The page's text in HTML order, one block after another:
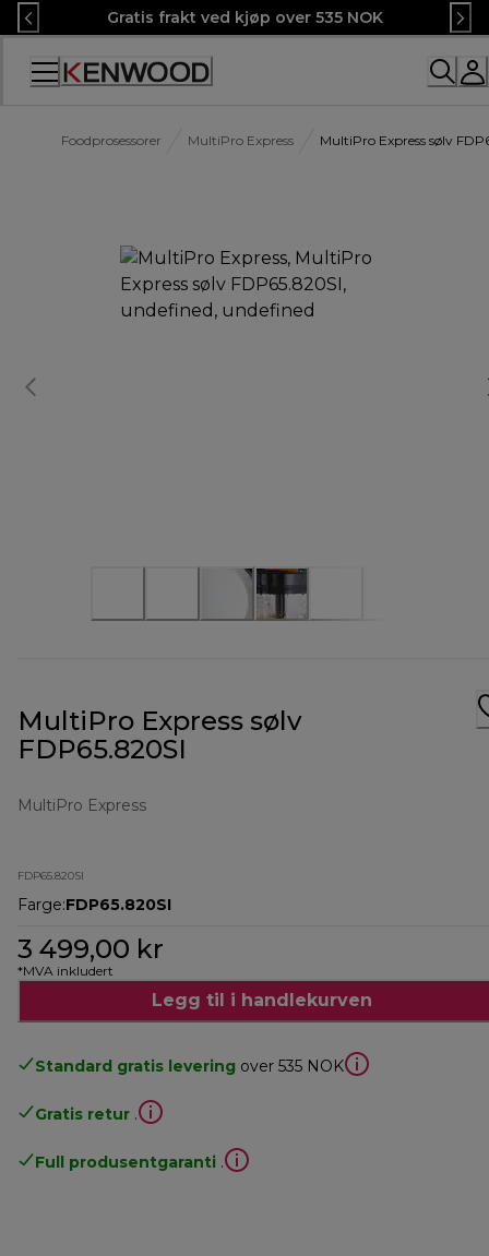
Skip
to
Content
Gratis frakt ved kjøp over 535 NOK
Foodprosessorer MultiPro Express MultiPro Express sølv
MultiPro Express sølv
FDP65.820SI
MultiPro Express
FDP65.820SI
Farge:FDP65.820SI
3 499,00 kr
*MVA inkludert
Legg til i handlekurven
Standard gratis levering over 535 NOK
Gratis retur .
Full produsentgaranti .